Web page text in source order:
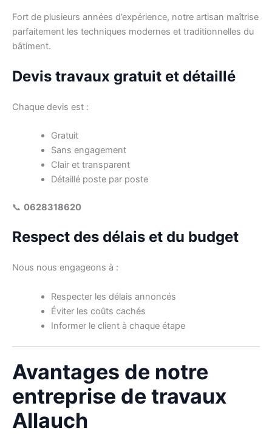
Fort de plusieurs années d’expérience, notre artisan maîtrise
parfaitement les techniques modernes et traditionnelles du
bâtiment.
Devis travaux gratuit et détaillé
Chaque devis est :
Gratuit
Sans engagement
Clair et transparent
Détaillé poste par poste
📞 0628318620
Respect des délais et du budget
Nous nous engageons à :
Respecter les délais annoncés
Éviter les coûts cachés
Informer le client à chaque étape
Avantages de notre
entreprise de travaux
Allauch